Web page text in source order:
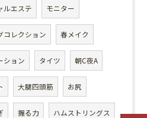
ルエステ モニター
コレクション 春メイク
ション タイツ 朝C夜A
大腿四頭筋 お尻
握る力 ハムストリングス